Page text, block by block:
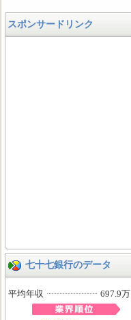
スポンサードリンク
七十七銀行のデータ
平均年収 697.9万